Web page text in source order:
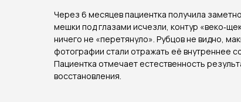
Через 6 месяцев пациентка получила
мешки под глазами исчезли, контур
ничего не «перетянуло». Рубцов не видно,
фотографии стали отражать её внутреннее
Пациентка отмечает естественность
восстановления.